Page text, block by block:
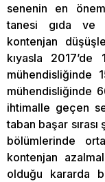
senenin en
tanesi gıda ve
kontenjan
kıyasla
mühendisliğinde
mühendisliğinde
ihtimalle geçen
taban başar
bölümlerinde
kontenjan
olduğu kararda